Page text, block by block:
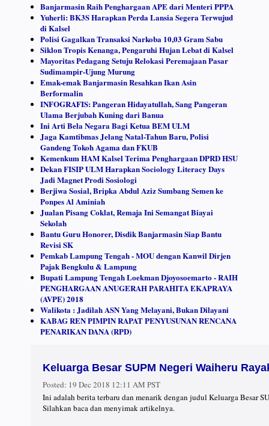
Banjarmasin Raih Penghargaan APE dari Menteri PPPA
Yuherli: BK3S Harapkan Perda Lansia Segera Terwujud
di Kalsel
Polisi Gagalkan Transaksi Narkoba 10,03 Gram Sabu
Siklon Tropis Kenanga, Pengaruhi Hujan Lebat di Kalsel
Mayoritas Pedagang Setuju Relokasi Peremajaan Pasar
Sudimampir-Ujung Murung
Emak-emak Banjarmasin Resahkan Ikan Asin
Berformalin
INFOGRAFIS: Pangeran Hidayatullah, Sang Pangeran
Ulama Berjubah Kuning dari Banua
Ini Arti Bela Negara Bagi Ketua BEM ULM
Jaga Kamtibmas Jelang Natal-Tahun Baru, Polisi
Gandeng Tokoh Agama dan FKUB
Kemenkum HAM Kalsel Terima Penghargaan DPRD HSU
Dekan FISIP ULM Harapkan Sociology Literacy Days
Jadi Magnet Prodi Sosiologi
Berjiwa Sosial, Bripka Abdul Aziz Sumbang Semen ke
Ponpes Al Aminiah
Jualan Pisang Coklat, Remaja Ini Semangat Biayai
Sekolah
Bantu Guru Honorer, Disdik Banjarmasin Siap Bantu
Revisi SK
Pemkab Lampung Tengah - MOU dengan Kanwil Dirjen
Pajak Bengkulu & Lampung
Bupati Lampung Tengah Loekman Djoyosoemarto - RAIH
PENGHARGAAN ANUGERAH PARAHITA EKAPRAYA
(AVPE) 2018
Walikota : Jadilah ASN Yang Melayani, Bukan Dilayani
KABAG REN PIMPIN RAPAT PENYUSUNAN RENCANA
PENARIKAN DANA (RPD)
Keluarga Besar SUPM Negeri Waiheru
Posted: 19 Dec 2018 12:11 AM PST
Ini adalah berita terbaru dan menarik dengan judul Keluarga Besar
Silahkan baca dan menyimak artikelnya.